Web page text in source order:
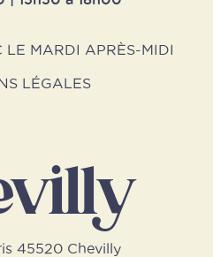
LE MARDI APRÈS-MIDI
LÉGALES
45520 Chevilly